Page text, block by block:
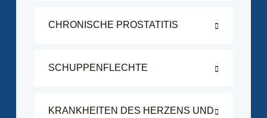
CHRONISCHE PROSTATITIS
SCHUPPENFLECHTE
KRANKHEITEN DES HERZENS UND